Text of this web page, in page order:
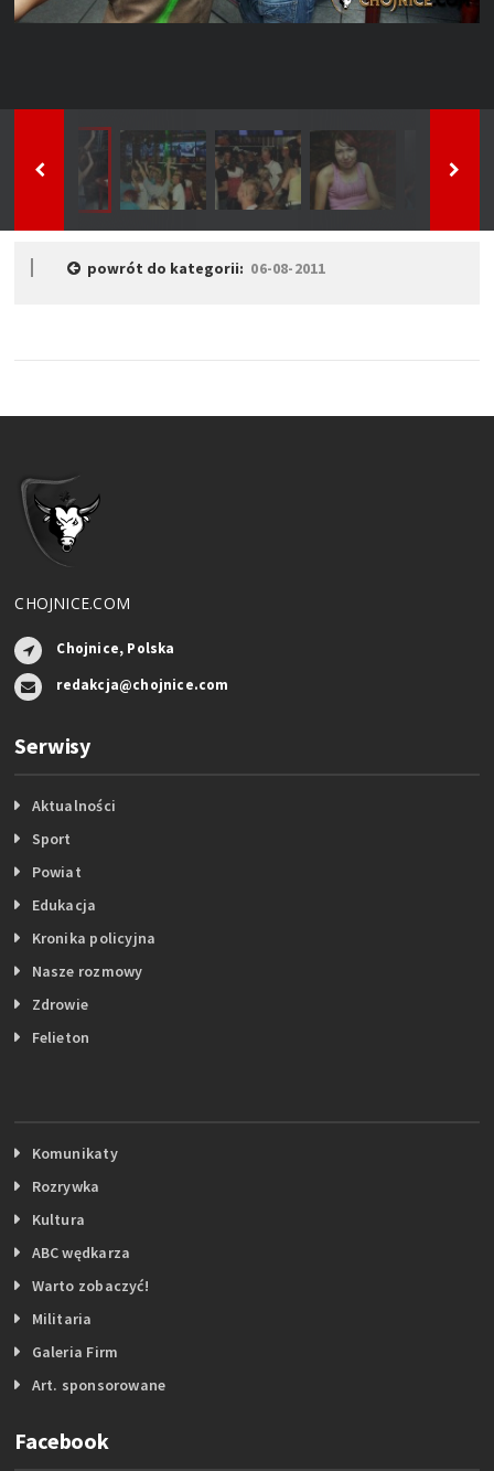
powrót do kategorii: 06-08-2011
CHOJNICE.COM
Chojnice, Polska
redakcja@chojnice.com
Serwisy
Aktualności
Sport
Powiat
Edukacja
Kronika policyjna
Nasze rozmowy
Zdrowie
Felieton
Komunikaty
Rozrywka
Kultura
ABC wędkarza
Warto zobaczyć!
Militaria
Galeria Firm
Art. sponsorowane
Facebook